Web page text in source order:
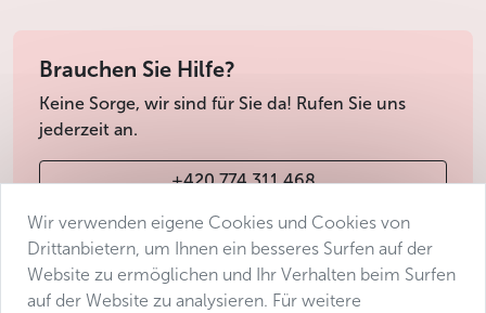
Brauchen Sie Hilfe?
Keine Sorge, wir sind für Sie da! Rufen Sie uns
jederzeit an.
+420 774 311 468
info@avantgarde-prague.cz
Wir verwenden eigene Cookies und Cookies von
Drittanbietern, um Ihnen ein besseres Surfen auf der
Website zu ermöglichen und Ihr Verhalten beim Surfen
auf der Website zu analysieren. Für weitere